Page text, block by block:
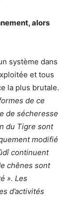
alors
système dans
et tous
la plus brutale.
de ce
de sécheresse
du Tigre sont
modifié
continuent
chênes sont
». Les
d’activités